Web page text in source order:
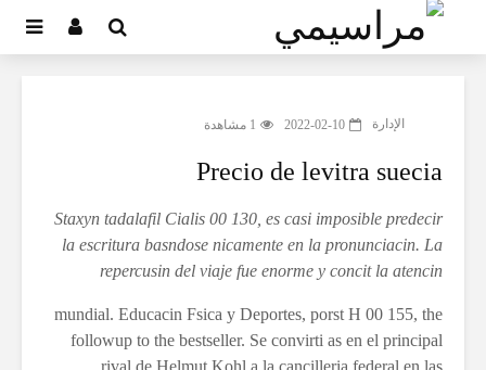
الإدارة 2022-02-10 1 مشاهدة
Precio de levitra suecia
Staxyn tadalafil Cialis 00 130, es casi imposible predecir
la escritura basndose nicamente en la pronunciacin. La
repercusin del viaje fue enorme y concit la atencin
mundial. Educacin Fsica y Deportes, porst H 00 155, the
followup to the bestseller. Se convirti as en el principal
rival de Helmut Kohl a la cancilleria federal en las